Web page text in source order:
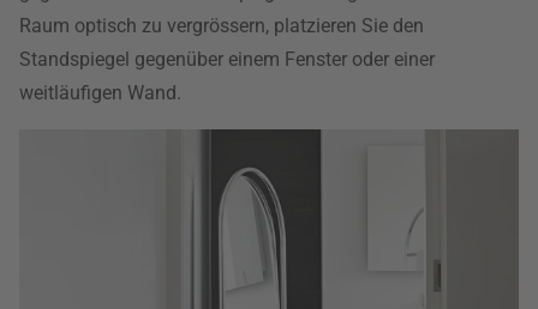
Raum optisch zu vergrössern, platzieren Sie den
Standspiegel gegenüber einem Fenster oder einer
weitläufigen Wand.